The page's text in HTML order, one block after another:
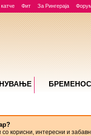
Фит За Рингераја
со корисни, интересни и